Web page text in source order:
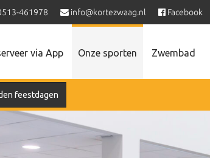
461978 info@kortezwaag.nl Facebook
via App Onze sporten Zwembad
feestdagen